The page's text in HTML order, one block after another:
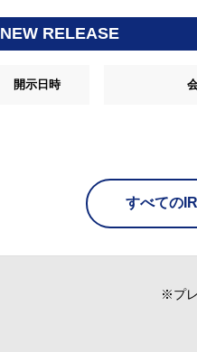
NEW RELEASE
開示日時
すべての
※プ